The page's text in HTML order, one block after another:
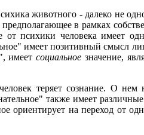
животного - далеко не
в рамках
психики человека имеет
имеет позитивный смысл
имеетсоциальное значение,
теряет сознание. О нем
также имеет
ориентирует на переход от